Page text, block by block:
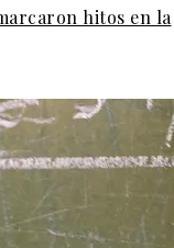
hitos en la